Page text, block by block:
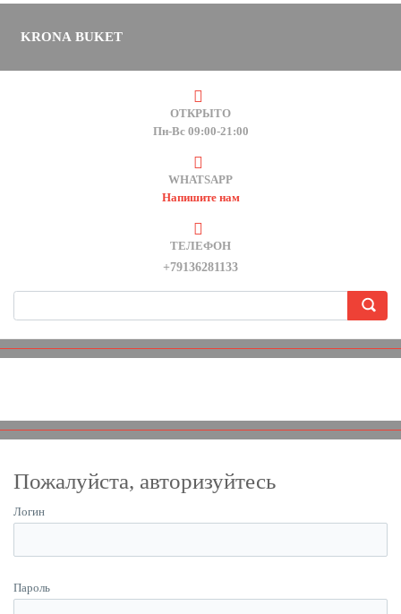
KRONA BUKET
ОТКРЫТО
Пн-Вс 09:00-21:00
WHATSAPP
Напишите нам
ТЕЛЕФОН
+79136281133
Пожалуйста, авторизуйтесь
Логин
Пароль